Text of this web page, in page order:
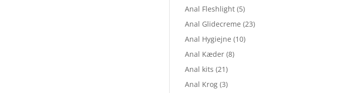
Anal Fleshlight (5)
Anal Glidecreme (23)
Anal Hygiejne (10)
Anal Kæder (8)
Anal kits (21)
Anal Krog (3)